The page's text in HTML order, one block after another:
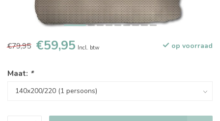
€79,95 €59,95 Incl. btw op voorraad
Maat: *